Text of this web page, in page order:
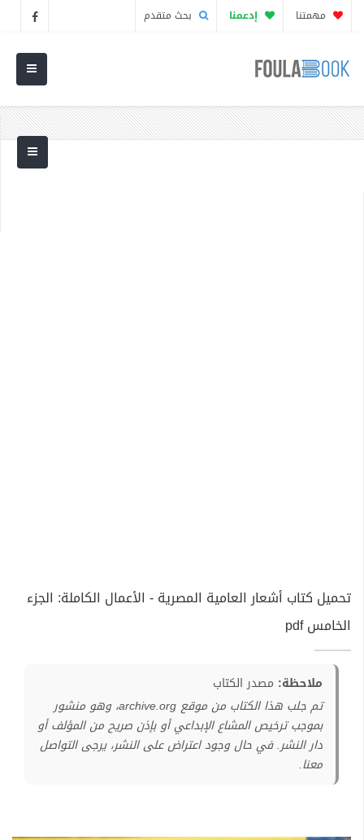
مهمتنا إدعمنا بحث متقدم
تحميل كتاب أشعار العامية المصرية - الأعمال الكاملة: الجزء
الخامس pdf
ملاحظة: مصدر الكتاب
تم جلب هذا الكتاب من موقع archive.org، وهو منشور
بموجب ترخيص المشاع الإبداعي أو بإذن صريح من المؤلف أو
دار النشر. في حال وجود اعتراض على النشر، يرجى التواصل
معنا.